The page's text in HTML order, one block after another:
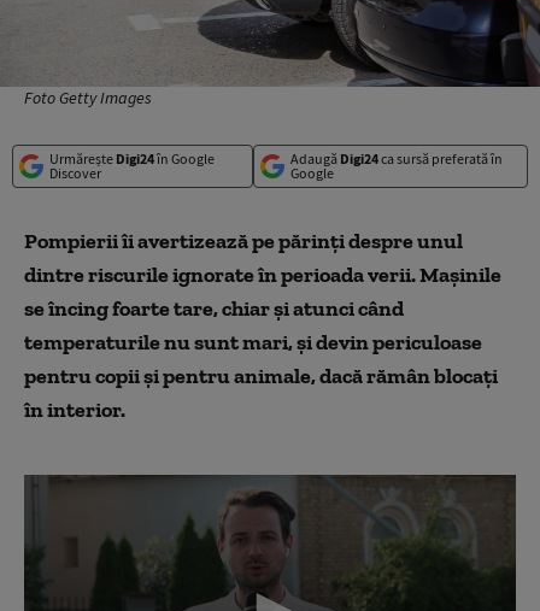
Foto Getty Images
Urmărește Digi24în Google
Discover
Adaugă Digi24ca sursă preferată în
Google
Pompierii îi avertizează pe părinți despre unul
dintre riscurile ignorate în perioada verii. Mașinile
se încing foarte tare, chiar șiatuncicând
temperaturile nu sunt mari, și devin periculoase
pentru copii și pentru animale, dacă rămân blocați
în interior.